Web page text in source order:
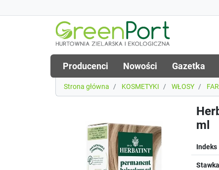
Producenci Nowości Gazetka
Strona główna KOSMETYKI WŁOSY
ml
Indeks